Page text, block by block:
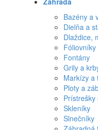
Bazény a
Dielňa a
Dlaždice,
Fóliovníky
Fontány
Grily a
Markízy a
Ploty a
Prístrešky
Skleníky
Slnečníky